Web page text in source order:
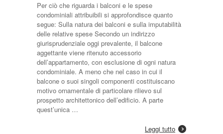
Per ciò che riguarda i balconi e le spese
condominiali attribuibili si approfondisce quanto
segue: Sulla natura dei balconi e sulla imputabilità
delle relative spese Secondo un indirizzo
giurisprudenziale oggi prevalente, il balcone
aggettante viene ritenuto accessorio
dell’appartamento, con esclusione di ogni natura
condominiale. A meno che nel caso in cui il
balcone o suoi singoli componenti costituiscano
motivo ornamentale di particolare rilievo sul
prospetto architettonico dell’edificio. A parte
quest’unica …
Leggi tutto